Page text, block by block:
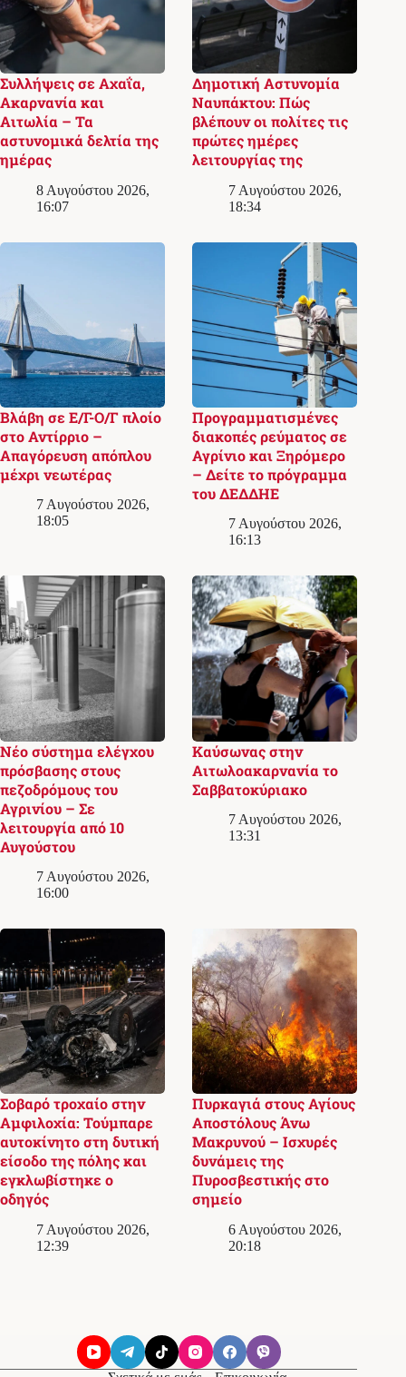
Συλλήψεις σε Αχαΐα,
Ακαρνανία και
Αιτωλία – Τα
αστυνομικά δελτία της
ημέρας
8 Αυγούστου 2026,
16:07
Δημοτική Αστυνομία
Ναυπάκτου: Πώς
βλέπουν οι πολίτες τις
πρώτες ημέρες
λειτουργίας της
7 Αυγούστου 2026,
18:34
Βλάβη σε Ε/Γ-Ο/Γ πλοίο
στο Αντίρριο –
Απαγόρευση απόπλου
μέχρι νεωτέρας
7 Αυγούστου 2026,
18:05
Προγραμματισμένες
διακοπές ρεύματος σε
Αγρίνιο και Ξηρόμερο
– Δείτε το πρόγραμμα
του ΔΕΔΔΗΕ
7 Αυγούστου 2026,
16:13
Νέο σύστημα ελέγχου
πρόσβασης στους
πεζοδρόμους του
Αγρινίου – Σε
λειτουργία από 10
Αυγούστου
7 Αυγούστου 2026,
16:00
Καύσωνας στην
Αιτωλοακαρνανία το
Σαββατοκύριακο
7 Αυγούστου 2026,
13:31
Σοβαρό τροχαίο στην
Αμφιλοχία: Τούμπαρε
αυτοκίνητο στη δυτική
είσοδο της πόλης και
εγκλωβίστηκε ο
οδηγός
7 Αυγούστου 2026,
12:39
Πυρκαγιά στους Αγίους
Αποστόλους Άνω
Μακρυνού – Ισχυρές
δυνάμεις της
Πυροσβεστικής στο
σημείο
6 Αυγούστου 2026,
20:18